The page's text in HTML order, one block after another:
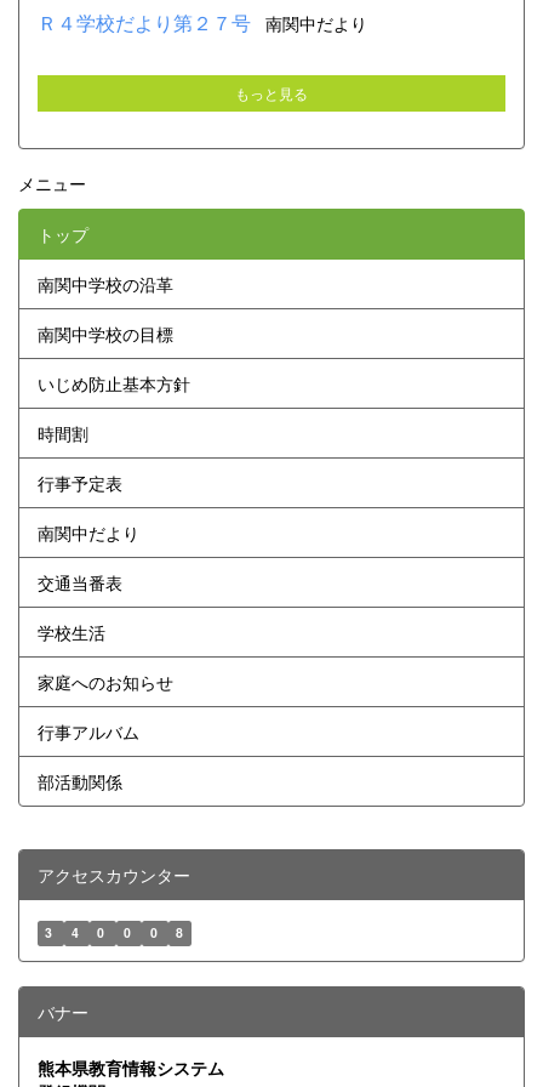
Ｒ４学校だより第２７号 南関中だより
もっと見る
メニュー
トップ
南関中学校の沿革
南関中学校の目標
いじめ防止基本方針
時間割
行事予定表
南関中だより
交通当番表
学校生活
家庭へのお知らせ
行事アルバム
部活動関係
アクセスカウンター
3 4 0 0 0 8
バナー
熊本県教育情報システム